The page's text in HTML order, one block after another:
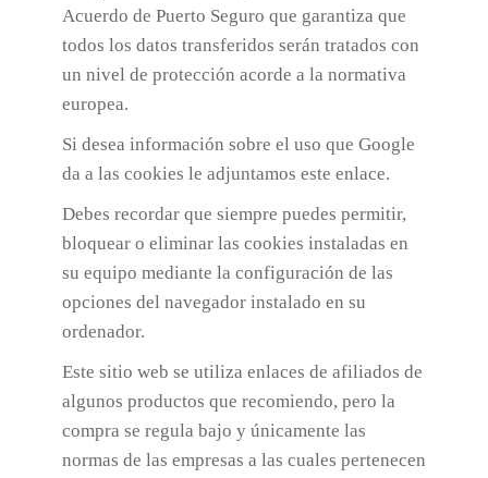
Acuerdo de Puerto Seguro que garantiza que
todos los datos transferidos serán tratados con
un nivel de protección acorde a la normativa
europea.
Si desea información sobre el uso que Google
da a las cookies le adjuntamos este enlace.
Debes recordar que siempre puedes permitir,
bloquear o eliminar las cookies instaladas en
su equipo mediante la configuración de las
opciones del navegador instalado en su
ordenador.
Este sitio web se utiliza enlaces de afiliados de
algunos productos que recomiendo, pero la
compra se regula bajo y únicamente las
normas de las empresas a las cuales pertenecen